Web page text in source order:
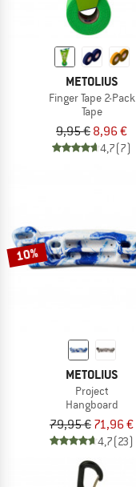
METOLIUS
Finger Tape 2-Pack
Tape
9,95 € 8,96 €
4,7(7)
10%
METOLIUS
Project
Hangboard
79,95 € 71,96 €
4,7(23)